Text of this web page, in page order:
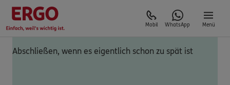
Mobil WhatsApp Menü
Abschließen, wenn es eigentlich schon zu spät ist